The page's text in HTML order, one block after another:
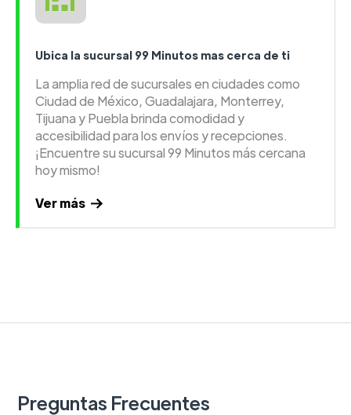
Ubica la sucursal 99 Minutos mas cerca de ti
La amplia red de sucursales en ciudades como
Ciudad de México, Guadalajara, Monterrey,
Tijuana y Puebla brinda comodidad y
accesibilidad para los envíos y recepciones.
¡Encuentre su sucursal 99 Minutos más cercana
hoy mismo!
Ver más
Preguntas Frecuentes